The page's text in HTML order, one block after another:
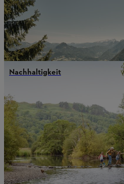
Nachhaltigkeit